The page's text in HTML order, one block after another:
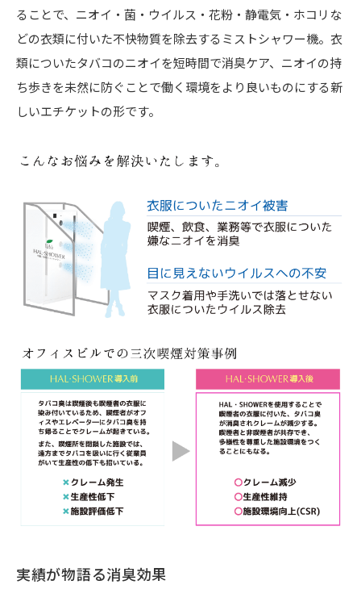
ることで、ニオイ・菌・ウイルス・花粉・静電気・ホコリな
どの衣類に付いた不快物質を除去するミストシャワー機。衣
類についたタバコのニオイを短時間で消臭ケア、ニオイの持
ち歩きを未然に防ぐことで働く環境をより良いものにする新
しいエチケットの形です。
実績が物語る消臭効果